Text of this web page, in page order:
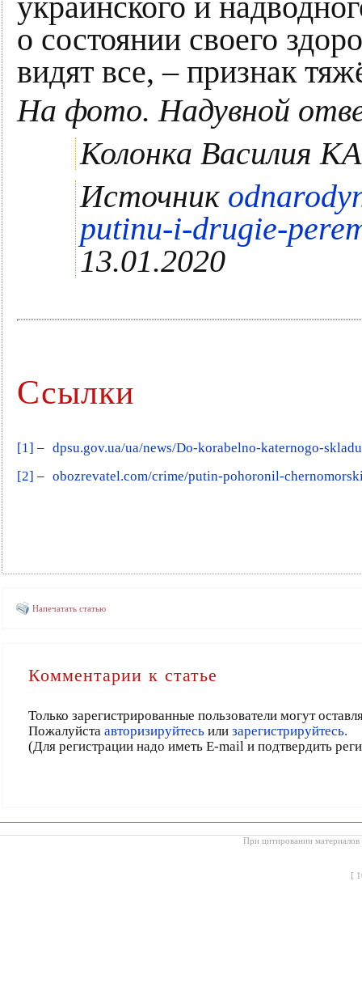
украинского и
о состоянии своего
видят все, – признак
На фото. Надувной
Колонка Василия
Источник
putinu-i-drugie-
13.01.2020
Ссылки
[1] – dpsu.gov.ua/ua/news/Do-korabelno-katernogo-
[2] – obozrevatel.com/crime/putin-pohoronil-
Напечатать статью
Комментарии к статье
Только зарегистрированные пользователи могут
Пожалуйста авторизируйтесьили зарегистрируйтесь.
(Для регистрации надо иметь E-mail и подтвердить
При цитировании материалов
[